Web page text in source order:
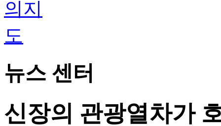
뉴스 센터
신장의 관광열차가